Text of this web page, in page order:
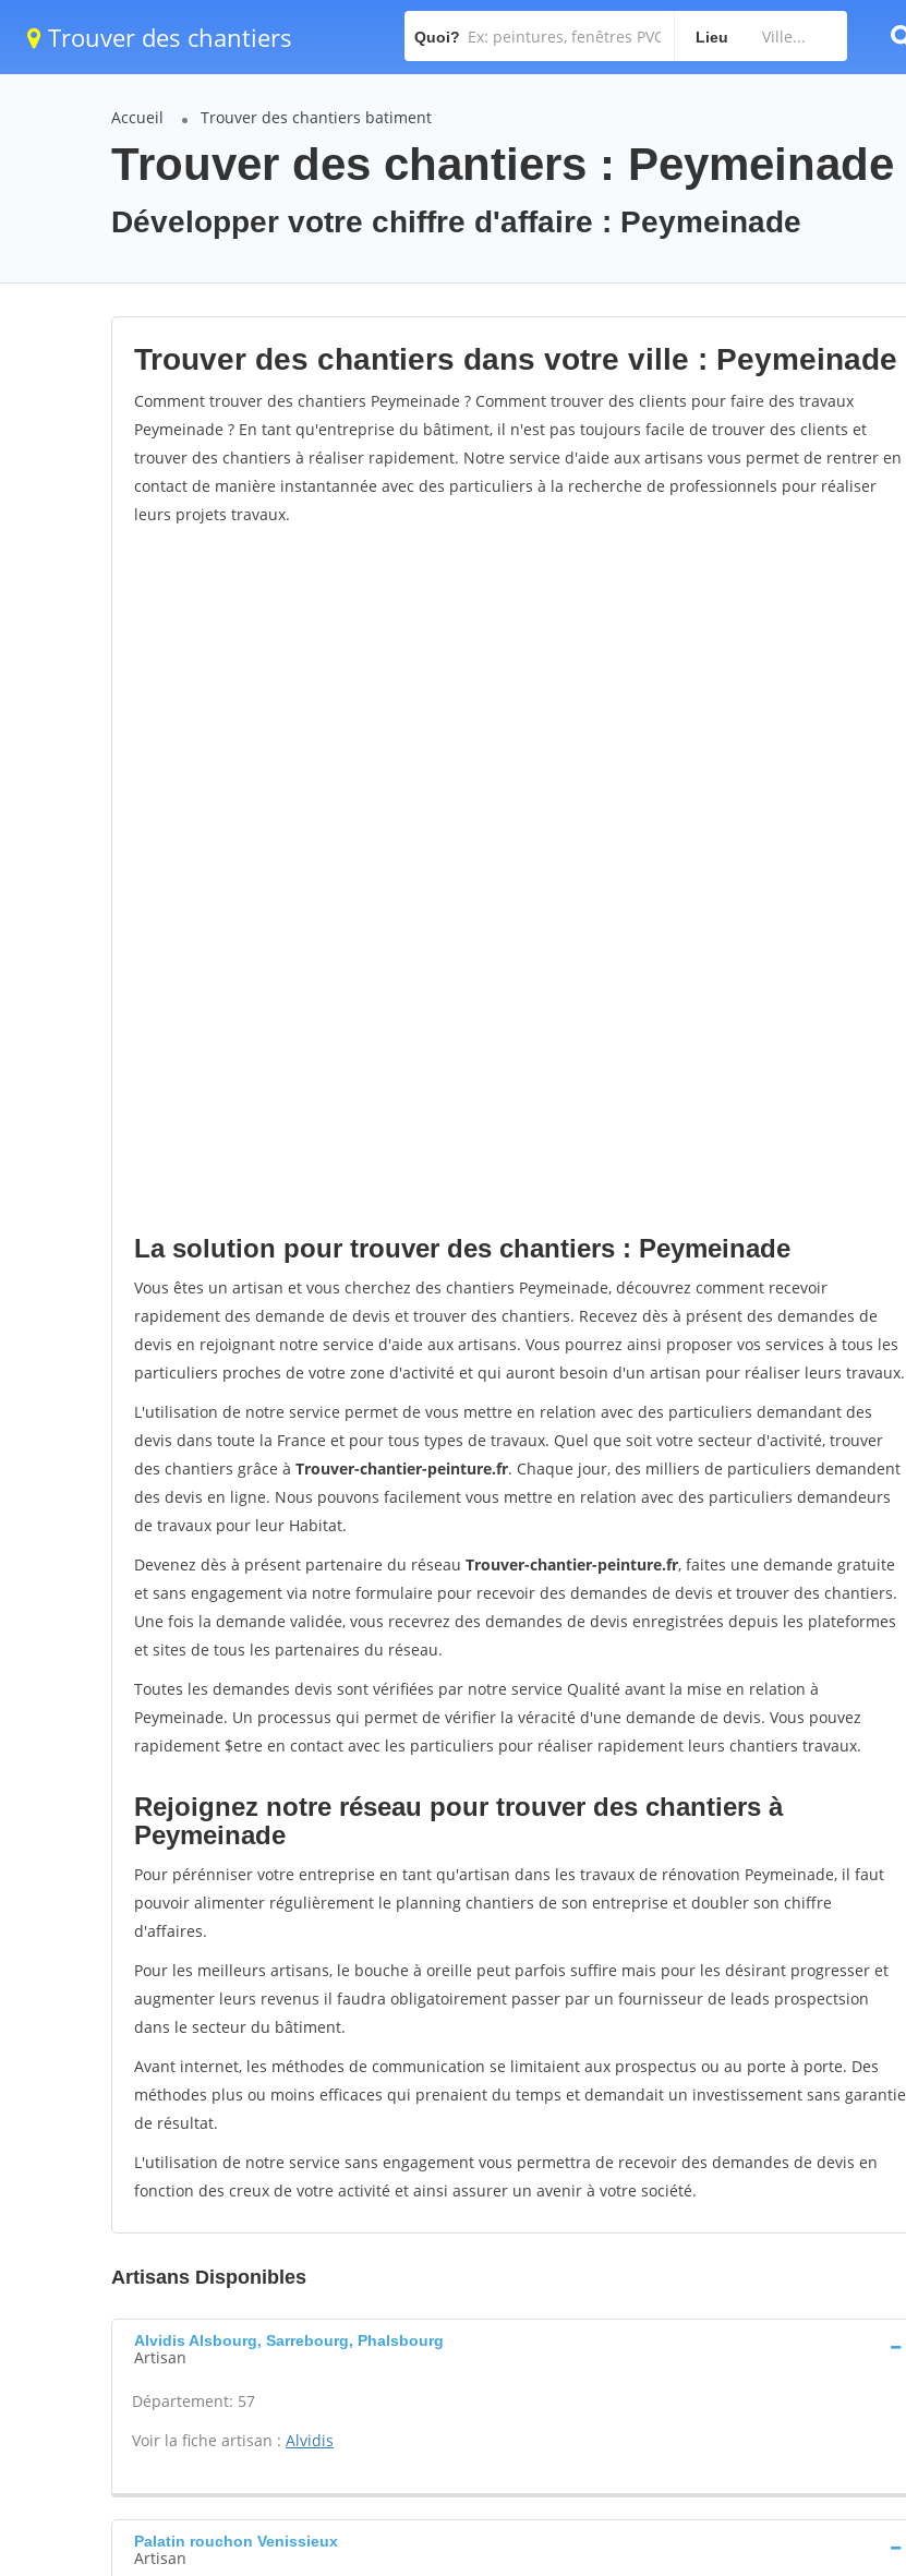
Trouver des chantiers Quoi? Lieu
Accueil Trouver des chantiers batiment
Trouver des chantiers : Peymeinade
Développer votre chiffre d'affaire : Peymeinade
Trouver des chantiers dans votre ville : Peymeinade
Comment trouver des chantiers Peymeinade ? Comment trouver des clients pour faire des travaux
Peymeinade ? En tant qu'entreprise du bâtiment, il n'est pas toujours facile de trouver des clients et
trouver des chantiers à réaliser rapidement. Notre service d'aide aux artisans vous permet de rentrer en
contact de manière instantannée avec des particuliers à la recherche de professionnels pour réaliser
leurs projets travaux.
La solution pour trouver des chantiers : Peymeinade
Vous êtes un artisan et vous cherchez des chantiers Peymeinade, découvrez comment recevoir
rapidement des demande de devis et trouver des chantiers. Recevez dès à présent des demandes de
devis en rejoignant notre service d'aide aux artisans. Vous pourrez ainsi proposer vos services à tous les
particuliers proches de votre zone d'activité et qui auront besoin d'un artisan pour réaliser leurs travaux.
L'utilisation de notre service permet de vous mettre en relation avec des particuliers demandant des
devis dans toute la France et pour tous types de travaux. Quel que soit votre secteur d'activité, trouver
des chantiers grâce à Trouver-chantier-peinture.fr. Chaque jour, des milliers de particuliers demandent
des devis en ligne. Nous pouvons facilement vous mettre en relation avec des particuliers demandeurs
de travaux pour leur Habitat.
Devenez dès à présent partenaire du réseau Trouver-chantier-peinture.fr, faites une demande gratuite
et sans engagement via notre formulaire pour recevoir des demandes de devis et trouver des chantiers.
Une fois la demande validée, vous recevrez des demandes de devis enregistrées depuis les plateformes
et sites de tous les partenaires du réseau.
Toutes les demandes devis sont vérifiées par notre service Qualité avant la mise en relation à
Peymeinade. Un processus qui permet de vérifier la véracité d'une demande de devis. Vous pouvez
rapidement $etre en contact avec les particuliers pour réaliser rapidement leurs chantiers travaux.
Rejoignez notre réseau pour trouver des chantiers à
Peymeinade
Pour pérénniser votre entreprise en tant qu'artisan dans les travaux de rénovation Peymeinade, il faut
pouvoir alimenter régulièrement le planning chantiers de son entreprise et doubler son chiffre
d'affaires.
Pour les meilleurs artisans, le bouche à oreille peut parfois suffire mais pour les désirant progresser et
augmenter leurs revenus il faudra obligatoirement passer par un fournisseur de leads prospectsion
dans le secteur du bâtiment.
Avant internet, les méthodes de communication se limitaient aux prospectus ou au porte à porte. Des
méthodes plus ou moins efficaces qui prenaient du temps et demandait un investissement sans garantie
de résultat.
L'utilisation de notre service sans engagement vous permettra de recevoir des demandes de devis en
fonction des creux de votre activité et ainsi assurer un avenir à votre société.
Artisans Disponibles
Alvidis Alsbourg, Sarrebourg, Phalsbourg
Artisan
Département: 57
Voir la fiche artisan : Alvidis
Palatin rouchon Venissieux
Artisan